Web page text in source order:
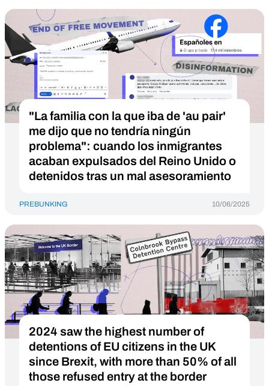
"La familia con la que iba de 'au pair'
me dijo que no tendría ningún
problema": cuando los inmigrantes
acaban expulsados del Reino Unido o
detenidos tras un mal asesoramiento
PREBUNKING 10/06/2025
2024 saw the highest number of
detentions of EU citizens in the UK
since Brexit, with more than 50% of all
those refused entry at the border